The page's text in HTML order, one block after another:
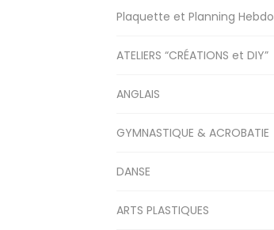
Plaquette et Planning Hebdo
ATELIERS “CRÉATIONS et DIY”
ANGLAIS
GYMNASTIQUE & ACROBATIE
DANSE
ARTS PLASTIQUES